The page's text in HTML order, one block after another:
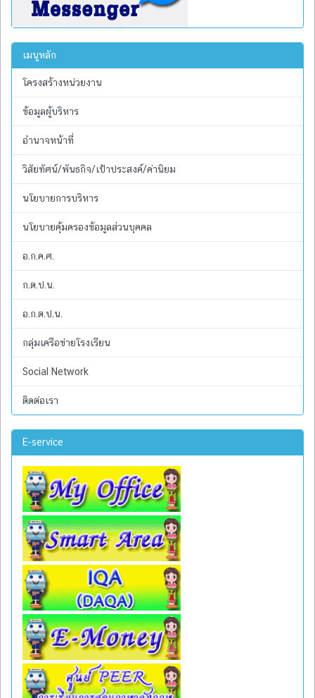
เมนูหลัก
โครงสร้างหน่วยงาน
ข้อมูลผู้บริหาร
อำนาจหน้าที่
วิสัยทัศน์/พันธกิจ/เป้าประสงค์/ค่านิยม
นโยบายการบริหาร
นโยบายคุ้มครองข้อมูลส่วนบุคคล
อ.ก.ค.ศ.
ก.ต.ป.น.
อ.ก.ต.ป.น.
กลุ่มเครือข่ายโรงเรียน
Social Network
ติดต่อเรา
E-service